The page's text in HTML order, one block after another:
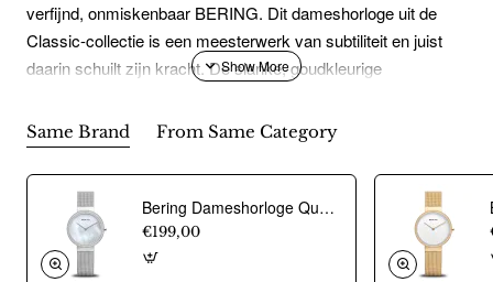
verfijnd, onmiskenbaar BERING. Dit dameshorloge uit de
Classic-collectie is een meesterwerk van subtiliteit en juist
daarin schuilt zijn kracht. De slanke, goudkleurige
met zijn hoogte van slechts 2 mm bijna gewichtloos om de
pols. Zwarte wijzerplaat geaccentueerd door een echte
diamant op twaalf uur, als een bevroren ster boven een stille
ijsvlakte. De warme gouden Milanese band vervolmaakt het
minimalistische ontwerp met een fijne structuur en uitstekend
draagcomfort. De band sluit elegant met een vouwsluiting.
Same Brand From Same Category
Bering Dameshorloge Quartz, model 14531-004 (31mm) - 23577
€199,00